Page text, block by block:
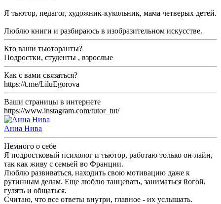
Я тьютор, педагог, художник-кукольник, мама четверых детей.
Люблю книги и разбираюсь в изобразительном искусстве.
Кто ваши тьюторанты?
Подростки, студенты , взрослые
Как с вами связаться?
https://t.me/LiluEgorova
Ваши страницы в интернете
https://www.instagram.com/tutor_tut/
Анна Нива
Немного о себе
Я подростковый психолог и тьютор, работаю только он-лайн,
так как живу с семьей во Франции.
Люблю развиваться, находить свою мотивацию даже к
рутинным делам. Еще люблю танцевать, заниматься йогой,
гулять и общаться.
Считаю, что все ответы внутри, главное - их услышать.